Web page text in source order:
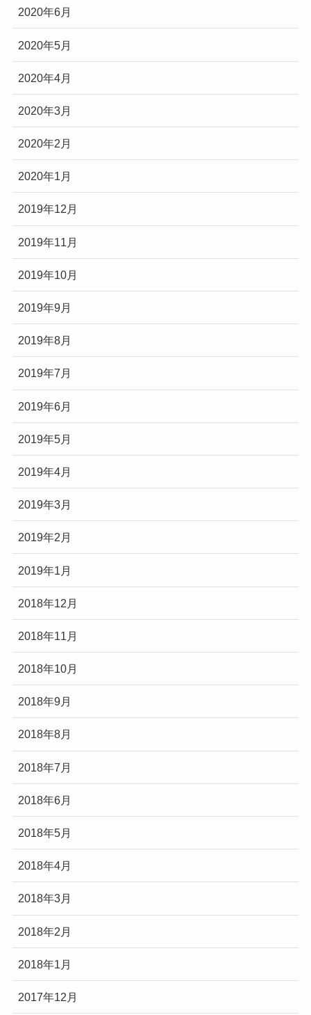
2020年6月
2020年5月
2020年4月
2020年3月
2020年2月
2020年1月
2019年12月
2019年11月
2019年10月
2019年9月
2019年8月
2019年7月
2019年6月
2019年5月
2019年4月
2019年3月
2019年2月
2019年1月
2018年12月
2018年11月
2018年10月
2018年9月
2018年8月
2018年7月
2018年6月
2018年5月
2018年4月
2018年3月
2018年2月
2018年1月
2017年12月